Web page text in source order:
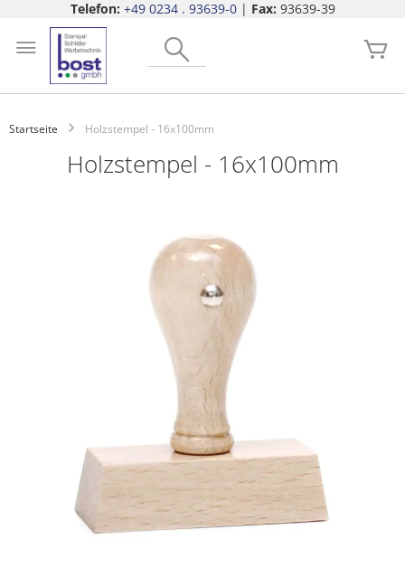
Telefon: +49 0234 . 93639-0| Fax: 93639-39
springen
Startseite Holzstempel - 16x100mm
Holzstempel - 16x100mm